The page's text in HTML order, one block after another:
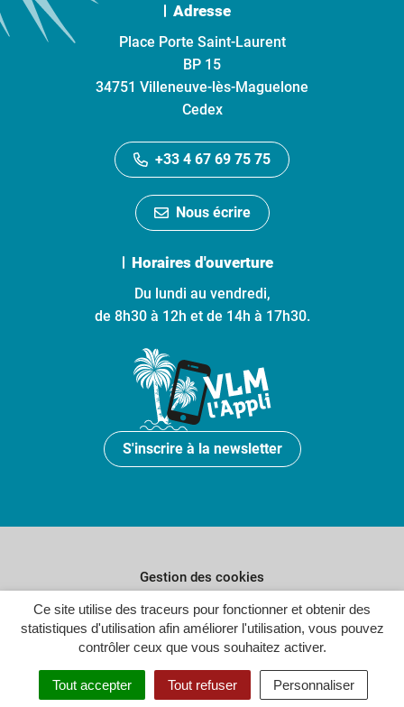
Ce site utilise des traceurs pour fonctionner et obtenir des
statistiques d'utilisation afin améliorer l'utilisation, vous pouvez
contrôler ceux que vous souhaitez activer.
Tout accepter Tout refuser Personnaliser
Adresse
Place Porte Saint-Laurent
BP 15
34751 Villeneuve-lès-Maguelone
Cedex
+33 4 67 69 75 75
Nous écrire
Horaires d'ouverture
Du lundi au vendredi,
de 8h30 à 12h et de 14h à 17h30.
S'inscrire à la newsletter
Gestion des cookies
Plan du site
Politique de confidentialité
Crédits